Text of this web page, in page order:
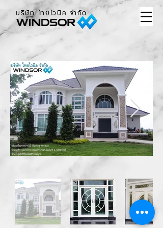
บริษัท ไทยไวนิล จำกัด